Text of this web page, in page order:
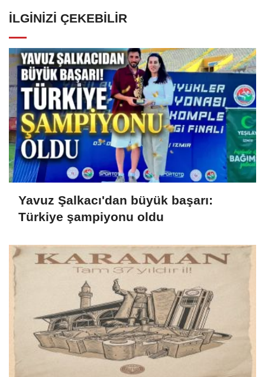
İLGINIZI ÇEKEBILIR
Yavuz Şalkacı'dan büyük başarı:
Türkiye şampiyonu oldu